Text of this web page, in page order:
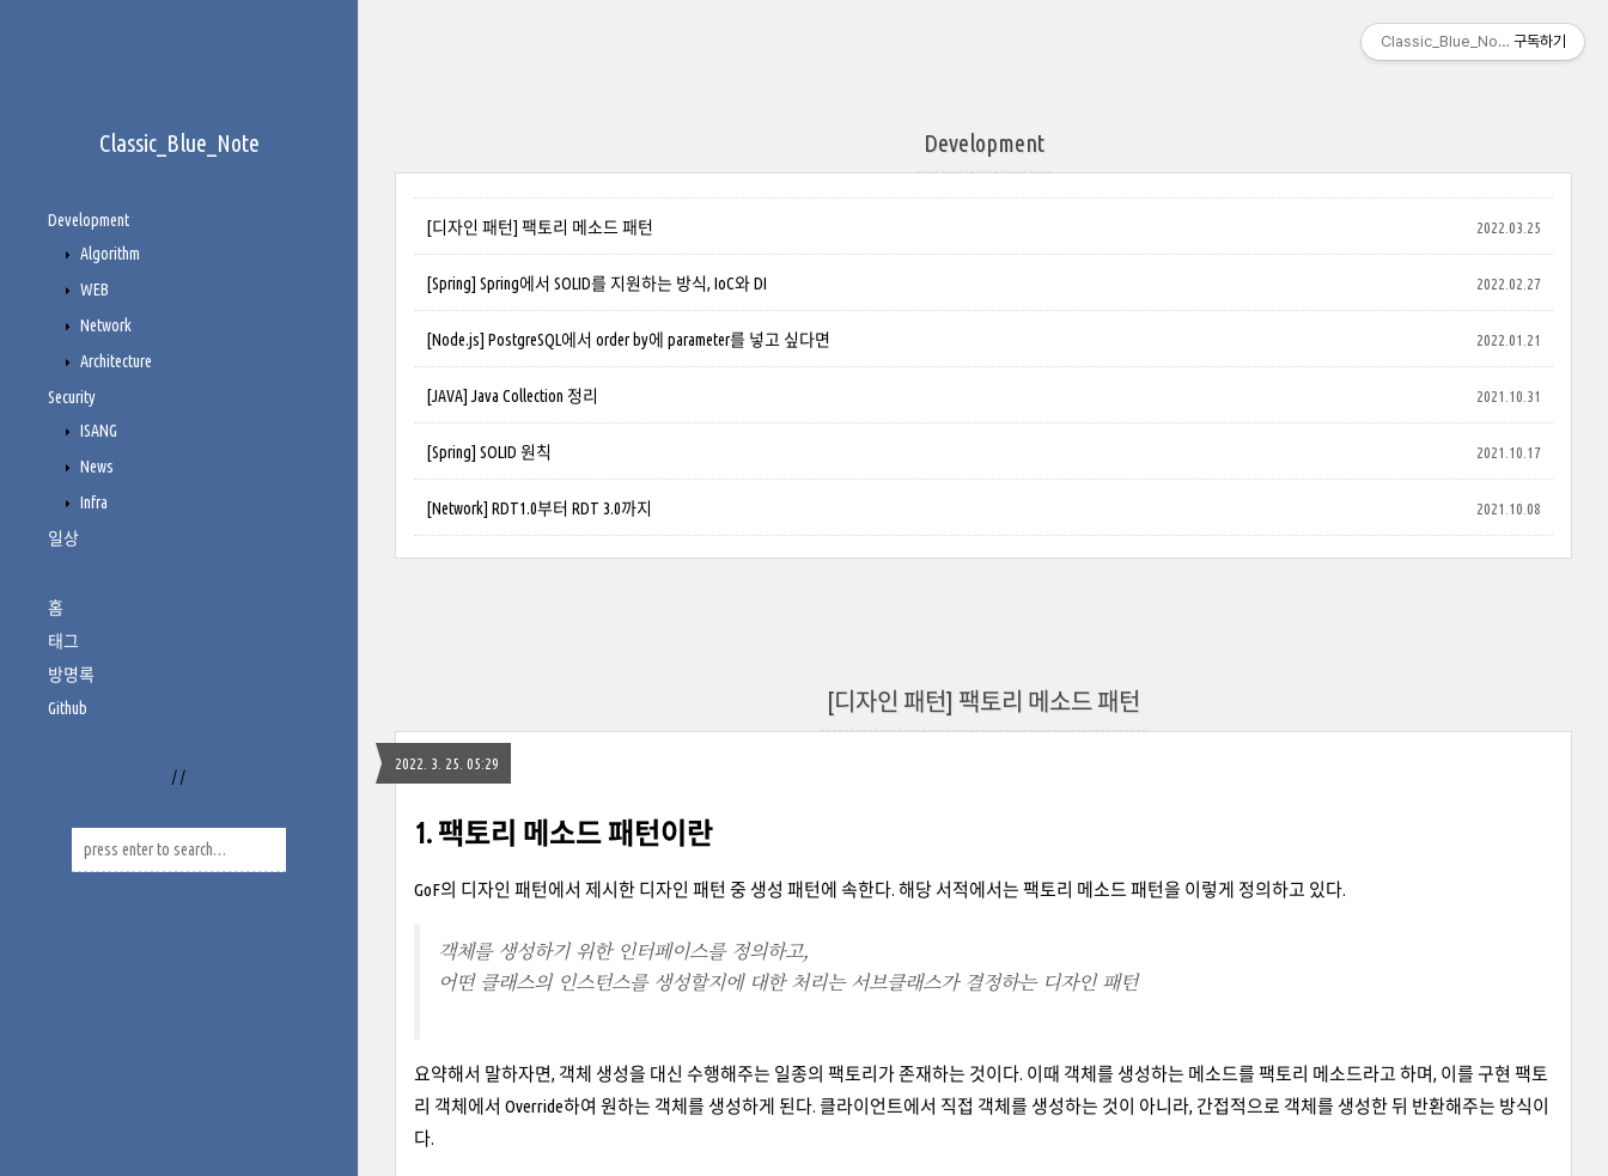
Classic_Blue_Note
Development
Algorithm
WEB
Network
Architecture
Security
ISANG
News
Infra
일상
홈
태그
방명록
Github
/ /
Development
[디자인 패턴] 팩토리 메소드 패턴 2022.03.25
[Spring] Spring에서 SOLID를 지원하는 방식, IoC와 DI 2022.02.27
[Node.js] PostgreSQL에서 order by에 parameter를 넣고 싶다면 2022.01.21
[JAVA] Java Collection 정리 2021.10.31
[Spring] SOLID 원칙 2021.10.17
[Network] RDT1.0부터 RDT 3.0까지 2021.10.08
[디자인 패턴] 팩토리 메소드 패턴
2022. 3. 25. 05:29
1. 팩토리 메소드 패턴이란
GoF의 디자인 패턴에서 제시한 디자인 패턴 중 생성 패턴에 속한다. 해당 서적에서는 팩토리 메소드 패턴을 이렇게 정의하고 있다.
객체를 생성하기 위한 인터페이스를 정의하고,
어떤 클래스의 인스턴스를 생성할지에 대한 처리는 서브클래스가 결정하는 디자인 패턴
요약해서 말하자면, 객체 생성을 대신 수행해주는 일종의 팩토리가 존재하는 것이다. 이때 객체를 생성하는 메소드를 팩토리 메소드라고 하며, 이를 구현 팩토
리 객체에서 Override하여 원하는 객체를 생성하게 된다. 클라이언트에서 직접 객체를 생성하는 것이 아니라, 간접적으로 객체를 생성한 뒤 반환해주는 방식이
다.
Classic_Blue_Note 구독하기